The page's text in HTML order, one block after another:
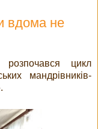
вдома не
цикл
мандрівників-